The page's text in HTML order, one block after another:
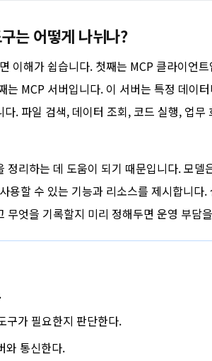
는 어떻게 나뉘나?
이해가 쉽습니다. 첫째는 MCP 클라이언
는 MCP 서버입니다. 이 서버는 특정 데이
. 파일 검색, 데이터 조회, 코드 실행, 업
정리하는 데 도움이 되기 때문입니다. 모
용할 수 있는 기능과 리소스를 제시합니다
무엇을 기록할지 미리 정해두면 운영 부담
구가 필요한지 판단한다.
와 통신한다.